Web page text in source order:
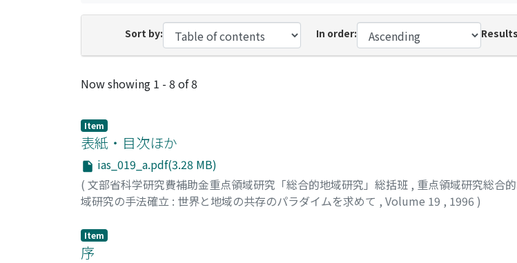
Sort by: In order:
Recent Submissions
Now showing 1 - 8 of 8
Item
表紙・目次ほか
ias_019_a.pdf(3.28 MB)
( 文部省科学研究費補助金重点領域研究「総合的地域研究」総括班 , 重点領域研究総合
域研究の手法確立 : 世界と地域の共存のパラダイムを求めて , Volume 19 , 1996 )
Item
序